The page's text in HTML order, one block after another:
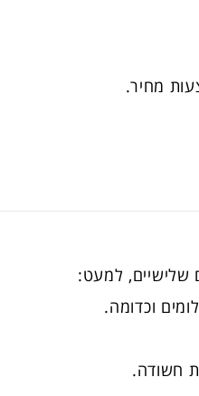
מחיר.
שלישיים, למעט:
וכדומה.
חשודה.